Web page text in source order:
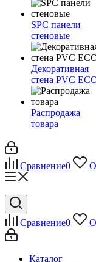
SPC панели
стеновые
Декоративная
стена PVC
Распродажа
товара
Сравнение0
Сравнение0
Каталог